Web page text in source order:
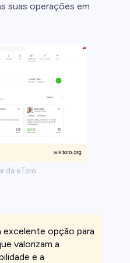
suas operações em
da eToro
excelente opção para
valorizam a
e a